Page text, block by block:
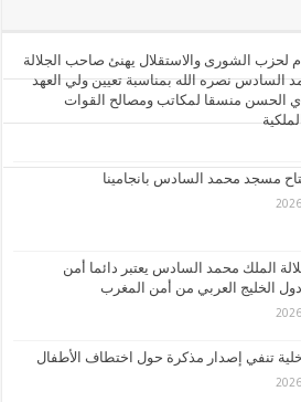
لحزب الشورى والاستقلال يهنئ صاحب الجلالة
السادس نصره الله بمناسبة تعيين ولي العهد
الحسن منسقا لمكاتب ومصالح القوات
مسجد محمد السادس بانجامينا
الملك محمد السادس يعتبر دائما أمن
الخليج العربي من أمن المغرب
تنفي إصدار مذكرة حول اختطاف الأطفال